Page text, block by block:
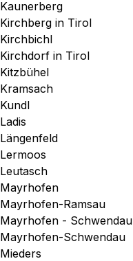
Kaunerberg
Kirchberg in Tirol
Kirchbichl
Kirchdorf in Tirol
Kitzbühel
Kramsach
Kundl
Ladis
Längenfeld
Lermoos
Leutasch
Mayrhofen
Mayrhofen-Ramsau
Mayrhofen - Schwendau
Mayrhofen-Schwendau
Mieders